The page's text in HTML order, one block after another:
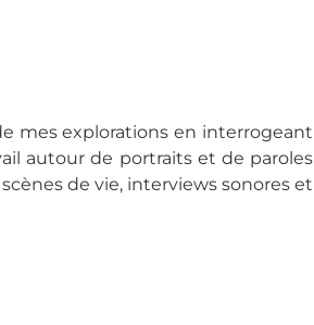
mes explorations en interrogeant
autour de portraits et de paroles
de vie, interviews sonores et